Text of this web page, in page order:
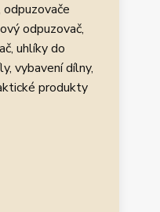
odpuzovač,
uhlíky do
vybavení dílny,
produkty